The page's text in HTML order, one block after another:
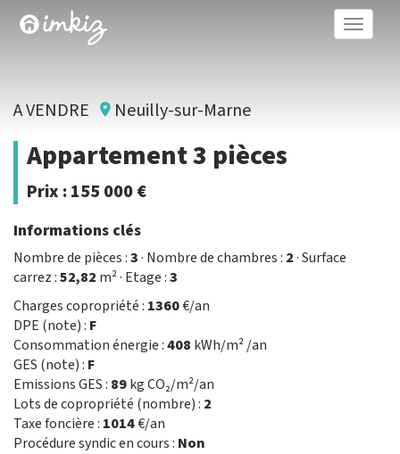
Toggle
A VENDRE Neuilly-sur-Marne
Appartement 3 pièces
Prix :155 000 €
Informations clés
Nombre de pièces :3· Nombre de chambres : 2· Surface
carrez :52,82 m² · Etage :3
Charges copropriété : 1360€/an
DPE (note) : F
Consommation énergie :408 kWh/m² /an
GES (note) : F
Emissions GES : 89kg CO₂/m²/an
Lots de copropriété (nombre) : 2
Taxe foncière : 1014€/an
Procédure syndic en cours : Non